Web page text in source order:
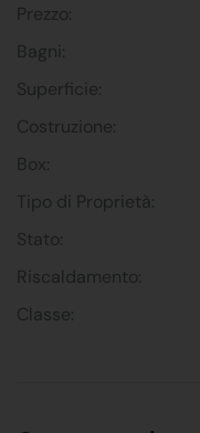
Prezzo:
Bagni:
Superficie:
Costruzione:
Box:
Tipo di Proprietà:
Stato:
Riscaldamento:
Classe: